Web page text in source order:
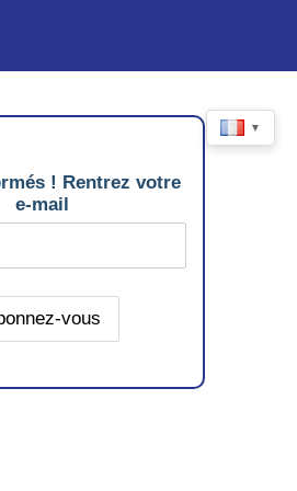
▼
! Rentrez votre
e-mail